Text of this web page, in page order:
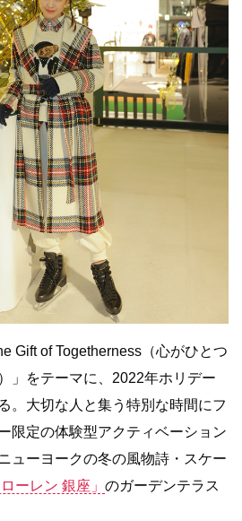
Gift of Togetherness（心がひとつ
」をテーマに、2022年ホリデー
。大切な人と集う特別な時間にフ
限定の体験型アクティベーション
ューヨークの冬の風物詩・スケー
ーレン 銀座」 のガーデンテラス